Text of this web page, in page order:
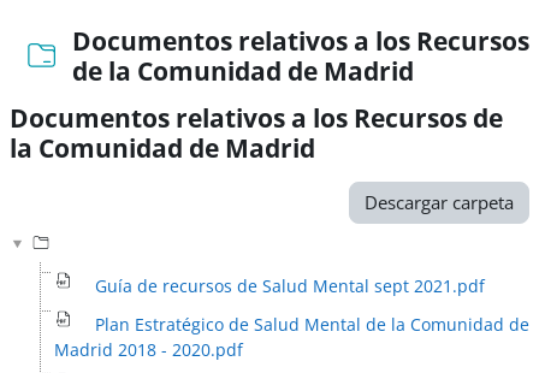
Documentos relativos a los Recursos
de la Comunidad de Madrid
Documentos relativos a los Recursos de
la Comunidad de Madrid
Descargar carpeta
Guía de recursos de Salud Mental sept 2021.pdf
Plan Estratégico de Salud Mental de la Comunidad de
Madrid 2018 - 2020.pdf